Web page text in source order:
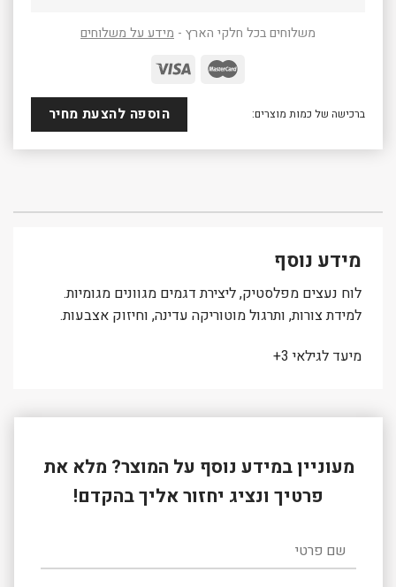
משלוחים בכל חלקי הארץ - מידע על משלוחים
ברכישה של כמות מוצרים: הוספה להצעת מחיר
מידע נוסף
לוח נעצים מפלסטיק, ליצירת דגמים מגוונים מגומיות.
למידת צורות, ותרגול מוטוריקה עדינה, וחיזוק אצבעות.
מיעד לגילאי 3+
מעוניין במידע נוסף על המוצר? מלא את
פרטיך ונציג יחזור אליך בהקדם!
שם פרטי